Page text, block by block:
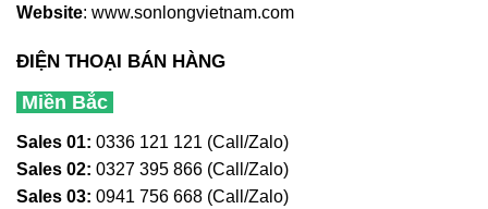
Website: www.sonlongvietnam.com
ĐIỆN THOẠI BÁN HÀNG
Miền Bắc
Sales 01: 0336 121 121 (Call/Zalo)
Sales 02: 0327 395 866 (Call/Zalo)
Sales 03: 0941 756 668 (Call/Zalo)